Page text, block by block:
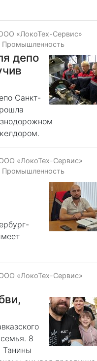
«ЛокоТех-Сервис»
Промышленность
депо
Санкт-
«ЛокоТех-Сервис»
Промышленность
«ЛокоТех-Сервис»
8
Танины